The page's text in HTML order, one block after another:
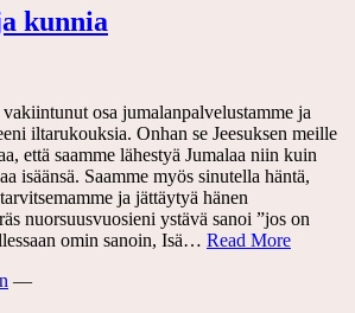
kunnia
osa jumalanpalvelustamme ja
iltarukouksia. Onhan se Jeesuksen meille
että saamme lähestyä Jumalaa niin kuin
isäänsä. Saamme myös sinutella häntä,
ja jättäytyä hänen
nuorsuusvuosieni ystävä sanoi ”jos on
omin sanoin, Isä… Read MoreValta,
—